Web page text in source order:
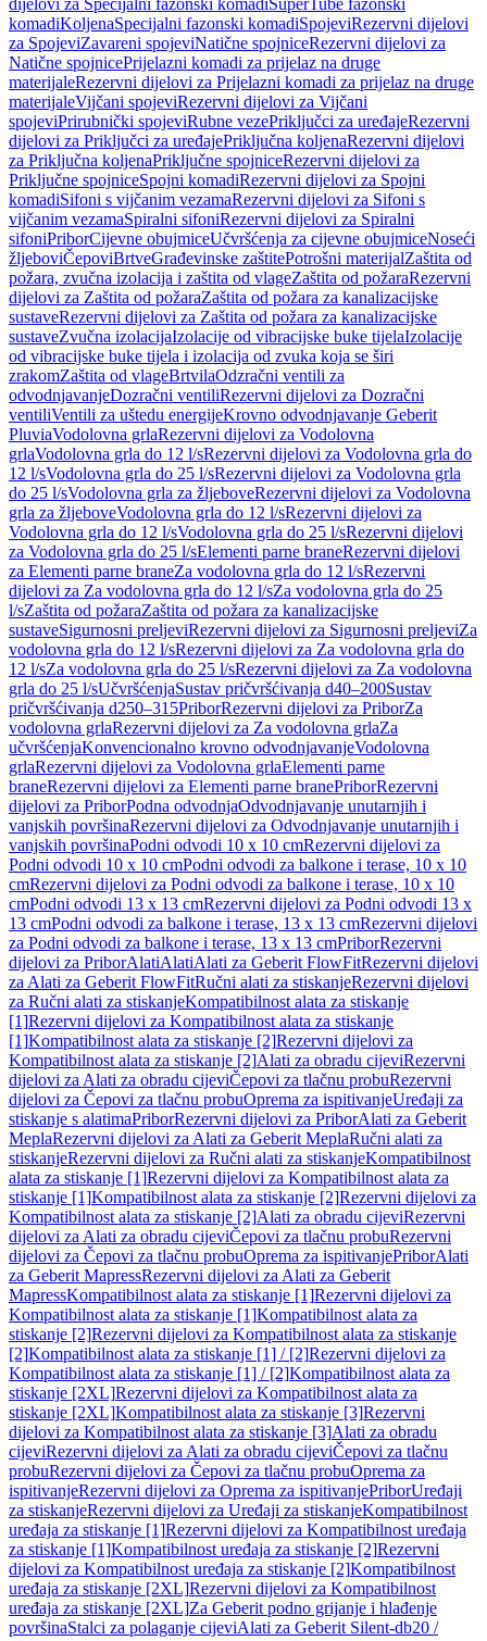
dijelovi za Specijalni fazonski komadiSuperTube fazonski
komadiKoljenaSpecijalni fazonski komadiSpojeviRezervni dijelovi
za SpojeviZavareni spojeviNatične spojniceRezervni dijelovi za
Natične spojnicePrijelazni komadi za prijelaz na druge
materijaleRezervni dijelovi za Prijelazni komadi za prijelaz na druge
materijaleVijčani spojeviRezervni dijelovi za Vijčani
spojeviPrirubnički spojeviRubne vezePriključci za uređajeRezervni
dijelovi za Priključci za uređajePriključna koljenaRezervni dijelovi
za Priključna koljenaPriključne spojniceRezervni dijelovi za
Priključne spojniceSpojni komadiRezervni dijelovi za Spojni
komadiSifoni s vijčanim vezamaRezervni dijelovi za Sifoni s
vijčanim vezamaSpiralni sifoniRezervni dijelovi za Spiralni
sifoniPriborCijevne obujmiceUčvršćenja za cijevne obujmiceNoseći
žljeboviČepoviBrtveGrađevinske zaštitePotrošni materijalZaštita od
požara, zvučna izolacija i zaštita od vlageZaštita od požaraRezervni
dijelovi za Zaštita od požaraZaštita od požara za kanalizacijske
sustaveRezervni dijelovi za Zaštita od požara za kanalizacijske
sustaveZvučna izolacijaIzolacije od vibracijske buke tijelaIzolacije
od vibracijske buke tijela i izolacija od zvuka koja se širi
zrakomZaštita od vlageBrtvilaOdzračni ventili za
odvodnjavanjeDozračni ventiliRezervni dijelovi za Dozračni
ventiliVentili za uštedu energijeKrovno odvodnjavanje Geberit
PluviaVodolovna grlaRezervni dijelovi za Vodolovna
grlaVodolovna grla do 12 l/sRezervni dijelovi za Vodolovna grla do
12 l/sVodolovna grla do 25 l/sRezervni dijelovi za Vodolovna grla
do 25 l/sVodolovna grla za žljeboveRezervni dijelovi za Vodolovna
grla za žljeboveVodolovna grla do 12 l/sRezervni dijelovi za
Vodolovna grla do 12 l/sVodolovna grla do 25 l/sRezervni dijelovi
za Vodolovna grla do 25 l/sElementi parne braneRezervni dijelovi
za Elementi parne braneZa vodolovna grla do 12 l/sRezervni
dijelovi za Za vodolovna grla do 12 l/sZa vodolovna grla do 25
l/sZaštita od požaraZaštita od požara za kanalizacijske
sustaveSigurnosni preljeviRezervni dijelovi za Sigurnosni preljeviZa
vodolovna grla do 12 l/sRezervni dijelovi za Za vodolovna grla do
12 l/sZa vodolovna grla do 25 l/sRezervni dijelovi za Za vodolovna
grla do 25 l/sUčvršćenjaSustav pričvršćivanja d40–200Sustav
pričvršćivanja d250–315PriborRezervni dijelovi za PriborZa
vodolovna grlaRezervni dijelovi za Za vodolovna grlaZa
učvršćenjaKonvencionalno krovno odvodnjavanjeVodolovna
grlaRezervni dijelovi za Vodolovna grlaElementi parne
braneRezervni dijelovi za Elementi parne branePriborRezervni
dijelovi za PriborPodna odvodnjaOdvodnjavanje unutarnjih i
vanjskih površinaRezervni dijelovi za Odvodnjavanje unutarnjih i
vanjskih površinaPodni odvodi 10 x 10 cmRezervni dijelovi za
Podni odvodi 10 x 10 cmPodni odvodi za balkone i terase, 10 x 10
cmRezervni dijelovi za Podni odvodi za balkone i terase, 10 x 10
cmPodni odvodi 13 x 13 cmRezervni dijelovi za Podni odvodi 13 x
13 cmPodni odvodi za balkone i terase, 13 x 13 cmRezervni dijelovi
za Podni odvodi za balkone i terase, 13 x 13 cmPriborRezervni
dijelovi za PriborAlatiAlatiAlati za Geberit FlowFitRezervni dijelovi
za Alati za Geberit FlowFitRučni alati za stiskanjeRezervni dijelovi
za Ručni alati za stiskanjeKompatibilnost alata za stiskanje
[1]Rezervni dijelovi za Kompatibilnost alata za stiskanje
[1]Kompatibilnost alata za stiskanje [2]Rezervni dijelovi za
Kompatibilnost alata za stiskanje [2]Alati za obradu cijeviRezervni
dijelovi za Alati za obradu cijeviČepovi za tlačnu probuRezervni
dijelovi za Čepovi za tlačnu probuOprema za ispitivanjeUređaji za
stiskanje s alatimaPriborRezervni dijelovi za PriborAlati za Geberit
MeplaRezervni dijelovi za Alati za Geberit MeplaRučni alati za
stiskanjeRezervni dijelovi za Ručni alati za stiskanjeKompatibilnost
alata za stiskanje [1]Rezervni dijelovi za Kompatibilnost alata za
stiskanje [1]Kompatibilnost alata za stiskanje [2]Rezervni dijelovi za
Kompatibilnost alata za stiskanje [2]Alati za obradu cijeviRezervni
dijelovi za Alati za obradu cijeviČepovi za tlačnu probuRezervni
dijelovi za Čepovi za tlačnu probuOprema za ispitivanjePriborAlati
za Geberit MapressRezervni dijelovi za Alati za Geberit
MapressKompatibilnost alata za stiskanje [1]Rezervni dijelovi za
Kompatibilnost alata za stiskanje [1]Kompatibilnost alata za
stiskanje [2]Rezervni dijelovi za Kompatibilnost alata za stiskanje
[2]Kompatibilnost alata za stiskanje [1] / [2]Rezervni dijelovi za
Kompatibilnost alata za stiskanje [1] / [2]Kompatibilnost alata za
stiskanje [2XL]Rezervni dijelovi za Kompatibilnost alata za
stiskanje [2XL]Kompatibilnost alata za stiskanje [3]Rezervni
dijelovi za Kompatibilnost alata za stiskanje [3]Alati za obradu
cijeviRezervni dijelovi za Alati za obradu cijeviČepovi za tlačnu
probuRezervni dijelovi za Čepovi za tlačnu probuOprema za
ispitivanjeRezervni dijelovi za Oprema za ispitivanjePriborUređaji
za stiskanjeRezervni dijelovi za Uređaji za stiskanjeKompatibilnost
uređaja za stiskanje [1]Rezervni dijelovi za Kompatibilnost uređaja
za stiskanje [1]Kompatibilnost uređaja za stiskanje [2]Rezervni
dijelovi za Kompatibilnost uređaja za stiskanje [2]Kompatibilnost
uređaja za stiskanje [2XL]Rezervni dijelovi za Kompatibilnost
uređaja za stiskanje [2XL]Za Geberit podno grijanje i hlađenje
površinaStalci za polaganje cijeviAlati za Geberit Silent-db20 /